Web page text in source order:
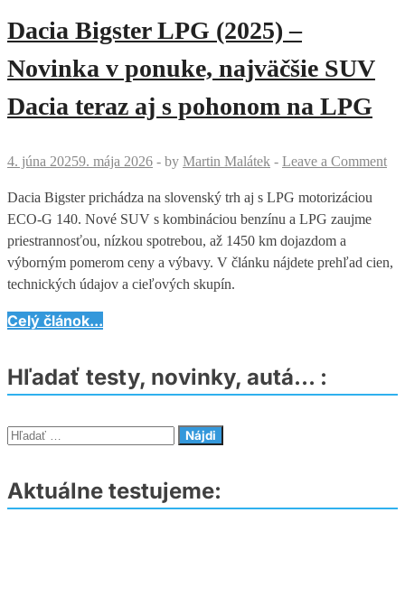
Dacia Bigster LPG (2025) –
Novinka v ponuke, najväčšie SUV
Dacia teraz aj s pohonom na LPG
4. júna 20259. mája 2026 - by Martin Malátek - Leave a Comment
Dacia Bigster prichádza na slovenský trh aj s LPG motorizáciou
ECO-G 140. Nové SUV s kombináciou benzínu a LPG zaujme
priestrannosťou, nízkou spotrebou, až 1450 km dojazdom a
výborným pomerom ceny a výbavy. V článku nájdete prehľad cien,
technických údajov a cieľových skupín.
Dacia
LPG
(2025)
Novinka
v
najväčšie
SUV
Celý článok...
Hľadať testy, novinky, autá… :
Hľadať:
Aktuálne testujeme: